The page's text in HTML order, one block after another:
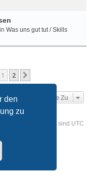
den
zu
Was uns gut tut / Skills
1 2
Gehe Zu
Alle Zeiten sind UTC